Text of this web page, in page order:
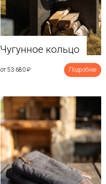
Чугунное кольцо
от 53 680 ₽ Подробнее